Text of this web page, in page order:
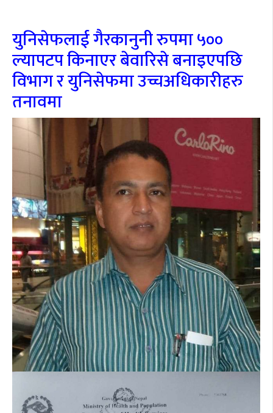
युनिसेफलाई गैरकानुनी रुपमा ५००
ल्यापटप किनाएर बेवारिसे बनाइएपछि
विभाग र युनिसेफमा उच्चअधिकारीहरु
तनावमा